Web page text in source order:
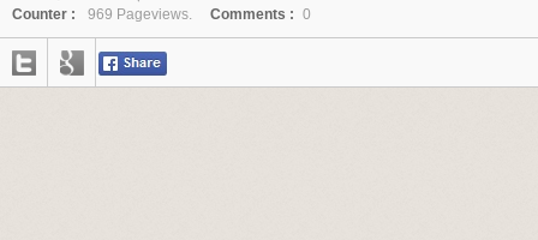
Counter :
969 Pageviews. Comments : 0